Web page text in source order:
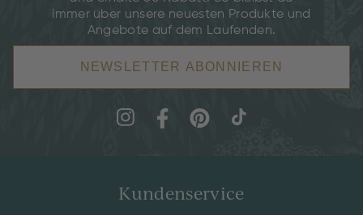
immer über unsere neuesten Produkte und
Angebote auf dem Laufenden.
NEWSLETTER ABONNIEREN
Kundenservice